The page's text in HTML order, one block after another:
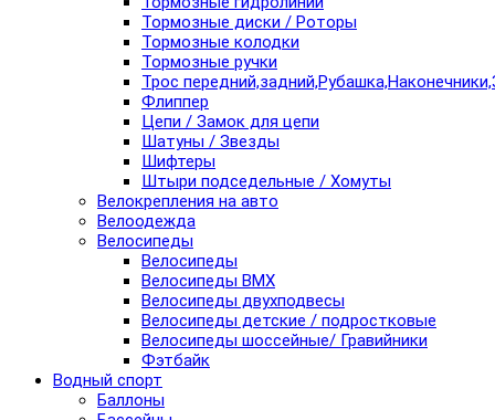
Тормозные диски / Роторы
Тормозные колодки
Тормозные ручки
Трос
Флиппер
Цепи / Замок для цепи
Шатуны / Звезды
Шифтеры
Штыри подседельные / Хомуты
Велокрепления на авто
Велоодежда
Велосипеды
Велосипеды
Велосипеды BMX
Велосипеды двухподвесы
Велосипеды детские / подростковые
Велосипеды шоссейные/ Гравийники
Фэтбайк
Водный спорт
Баллоны